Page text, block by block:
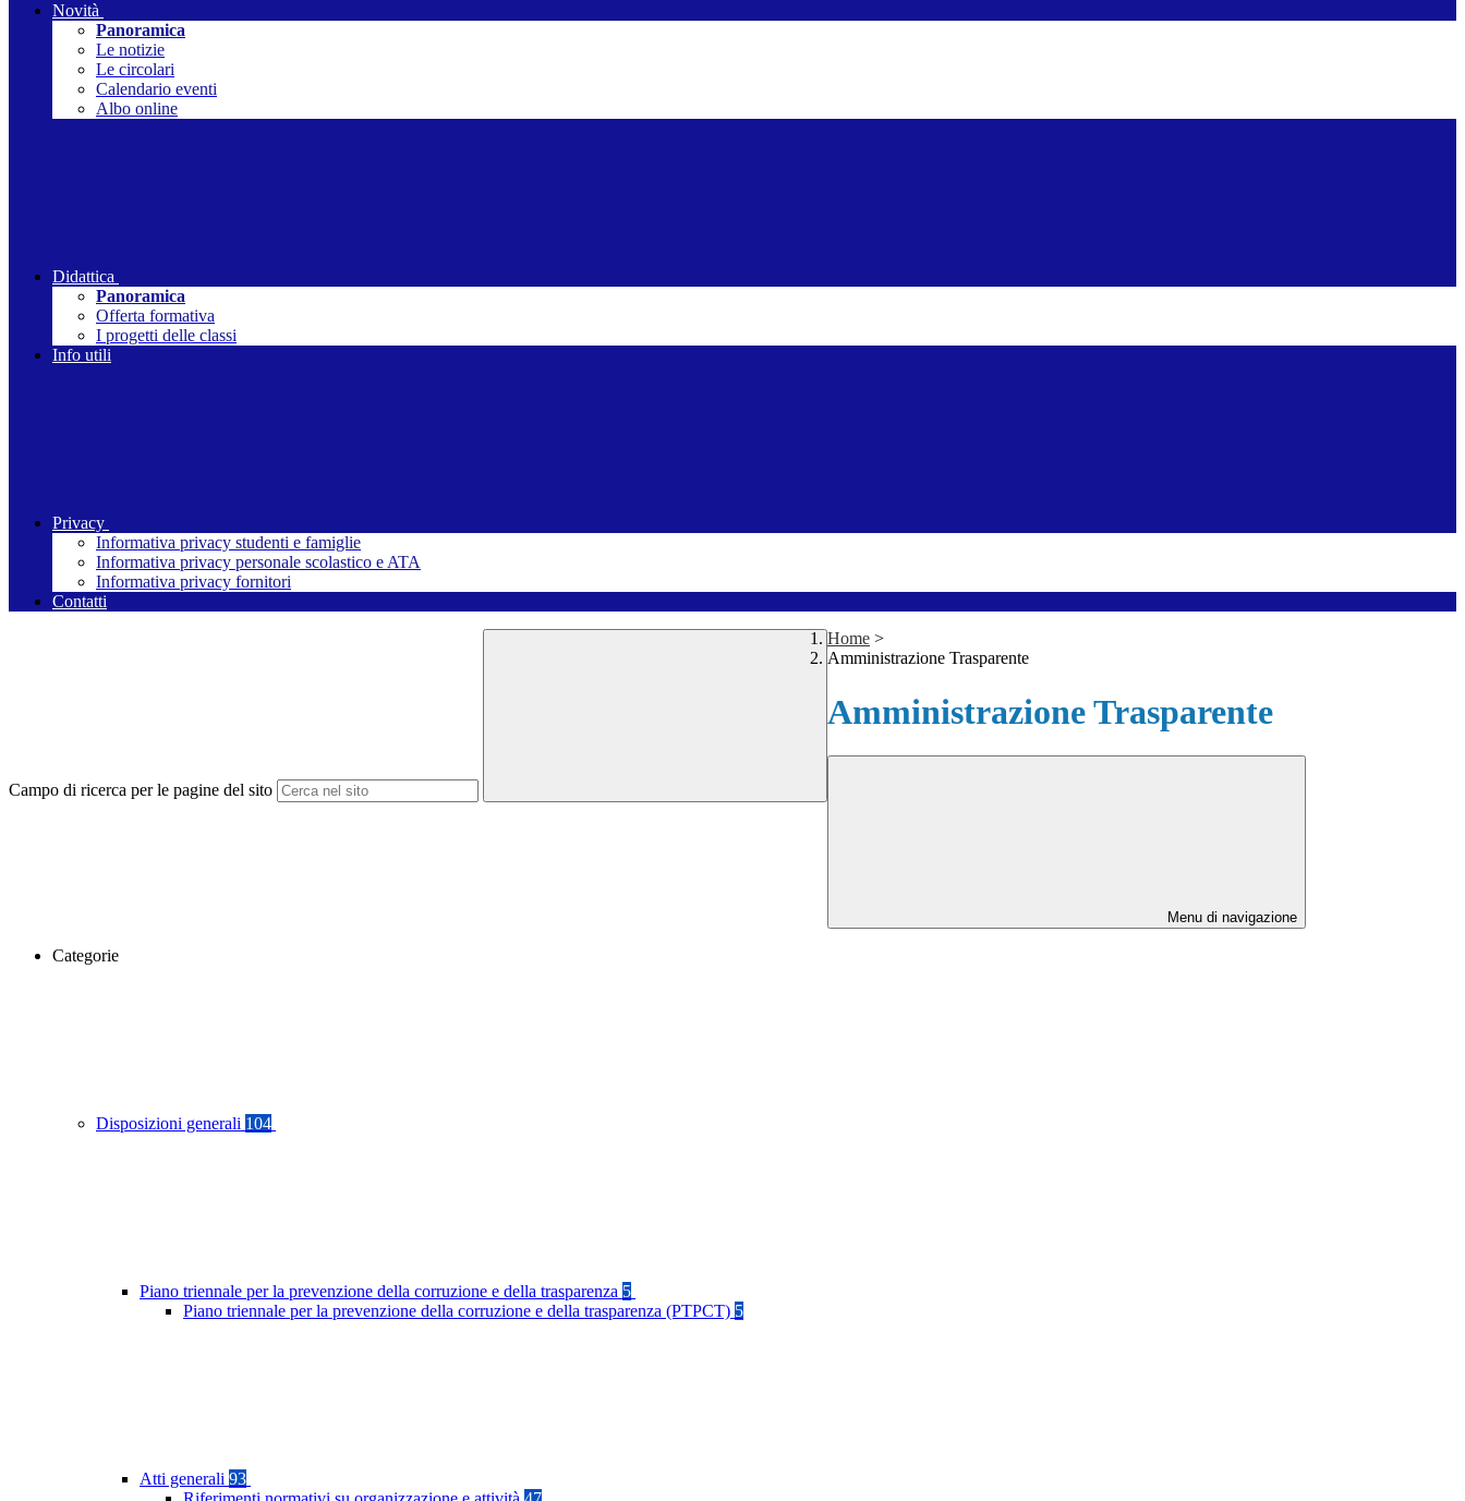
Novità
Panoramica
Le notizie
Le circolari
Calendario eventi
Albo online
Didattica
Panoramica
Offerta formativa
I progetti delle classi
Info utili
Privacy
Informativa privacy studenti e famiglie
Informativa privacy personale scolastico e ATA
Informativa privacy fornitori
Contatti
Campo di ricerca per le pagine del sito
Home >
Amministrazione Trasparente
Amministrazione Trasparente
Menu di navigazione
Categorie
Disposizioni generali 104
Piano triennale per la prevenzione della corruzione e della trasparenza 5
Piano triennale per la prevenzione della corruzione e della trasparenza (PTPCT) 5
Atti generali 93